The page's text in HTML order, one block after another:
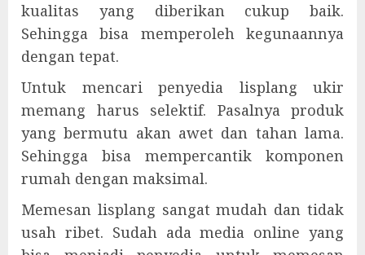
kualitas yang diberikan cukup baik.
Sehingga bisa memperoleh kegunaannya
dengan tepat.
Untuk mencari penyedia lisplang ukir
memang harus selektif. Pasalnya produk
yang bermutu akan awet dan tahan lama.
Sehingga bisa mempercantik komponen
rumah dengan maksimal.
Memesan lisplang sangat mudah dan tidak
usah ribet. Sudah ada media online yang